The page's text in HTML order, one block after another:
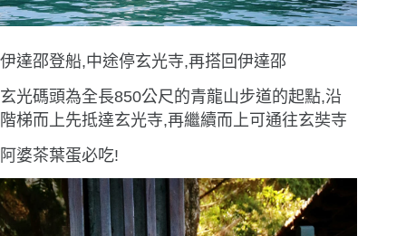
伊達邵登船,中途停玄光寺,再搭回伊達邵
玄光碼頭為全長850公尺的青龍山步道的起點,沿
階梯而上先抵達玄光寺,再繼續而上可通往玄奘寺
阿婆茶葉蛋必吃!